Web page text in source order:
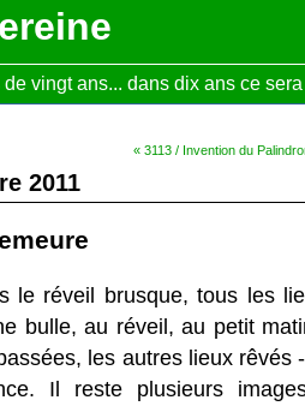
vingt ans... dans dix ans ce
« 3113 / Invention du
2011
le réveil brusque, tous les
bulle, au réveil, au petit
les autres lieux rêvés
Il reste plusieurs